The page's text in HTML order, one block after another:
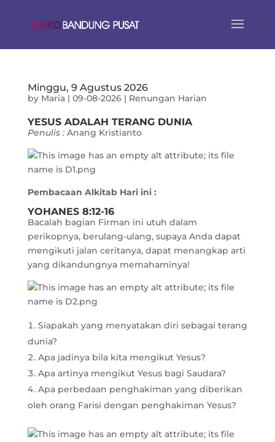
Minggu, 9 Agustus 2026
by Maria| 09-08-2026| Renungan Harian
YESUS ADALAH TERANG DUNIA
Penulis : Anang Kristianto
Pembacaan Alkitab Hari ini :
YOHANES 8:12-16
Bacalah bagian Firman ini utuh dalam
perikopnya, berulang-ulang, supaya Anda dapat
mengikuti jalan ceritanya, dapat menangkap arti
yang dikandungnya memahaminya!
Siapakah yang menyatakan diri sebagai terang
dunia?
Apa jadinya bila kita mengikut Yesus?
Apa artinya mengikut Yesus bagi Saudara?
Apa perbedaan penghakiman yang diberikan
oleh orang Farisi dengan penghakiman Yesus?